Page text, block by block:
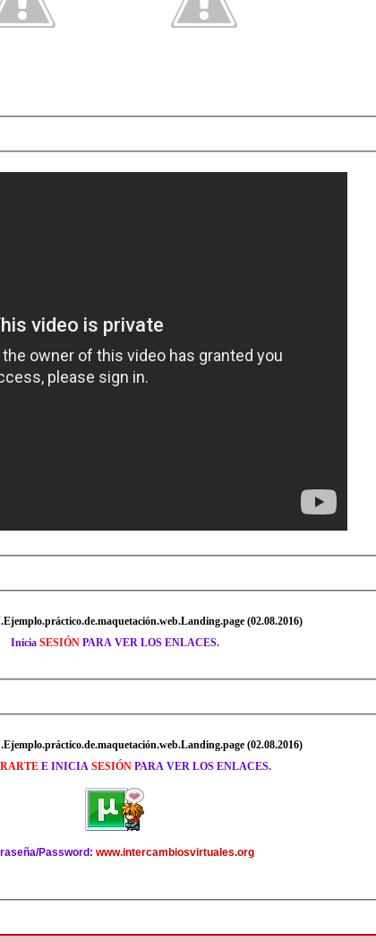
(02.08.2016)
Inicia SESIÓN PARA VER LOS ENLACES.
(02.08.2016)
E INICIA SESIÓNPARA VER LOS ENLACES.
Password: www.intercambiosvirtuales.org